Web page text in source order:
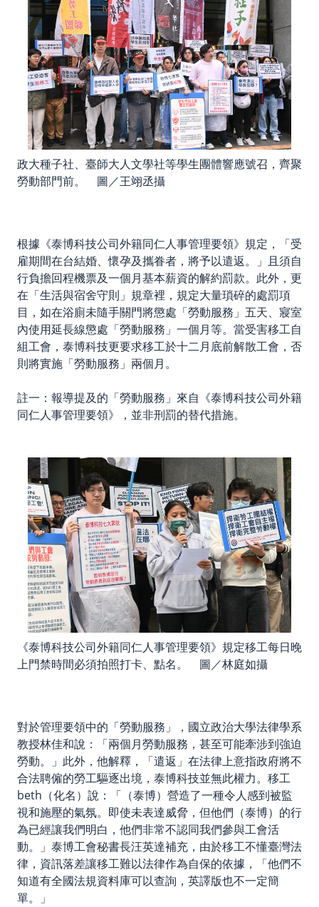
政大種子社、臺師大人文學社等學生團體響應號召，齊聚
勞動部門前。 圖／王翊丞攝
根據《泰博科技公司外籍同仁人事管理要領》規定，「受
雇期間在台結婚、懷孕及攜眷者，將予以遣返。」且須自
行負擔回程機票及一個月基本薪資的解約罰款。此外，更
在「生活與宿舍守則」規章裡，規定大量瑣碎的處罰項
目，如在浴廁未隨手關門將懲處「勞動服務」五天、寢室
內使用延長線懲處「勞動服務」一個月等。當受害移工自
組工會，泰博科技更要求移工於十二月底前解散工會，否
則將實施「勞動服務」兩個月。
註一：報導提及的「勞動服務」來自《泰博科技公司外籍
同仁人事管理要領》，並非刑罰的替代措施。
《泰博科技公司外籍同仁人事管理要領》規定移工每日晚
上門禁時間必須拍照打卡、點名。 圖／林庭如攝
對於管理要領中的「勞動服務」，國立政治大學法律學系
教授林佳和說：「兩個月勞動服務，甚至可能牽涉到強迫
勞動。」此外，他解釋，「遣返」在法律上意指政府將不
合法聘僱的勞工驅逐出境，泰博科技並無此權力。移工
beth（化名）說：「（泰博）營造了一種令人感到被監
視和施壓的氣氛。即使未表達威脅，但他們（泰博）的行
為已經讓我們明白，他們非常不認同我們參與工會活
動。」泰博工會秘書長汪英達補充，由於移工不懂臺灣法
律，資訊落差讓移工難以法律作為自保的依據，「他們不
知道有全國法規資料庫可以查詢，英譯版也不一定簡
單。」